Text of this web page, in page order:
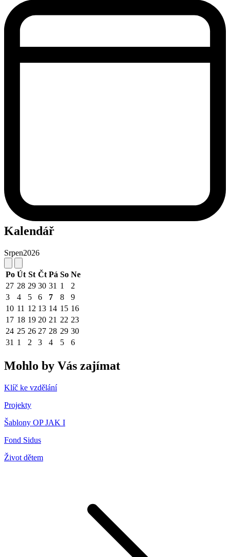
Kalendář
Srpen2026
Po Út St Čt Pá So Ne
27 28 29 30 31 1
2
3
4 5 6 7 8
9
10 11 12 13 14 15 16
17 18 19 20 21 22 23
24 25 26 27 28 29 30
31 1 2 3 4 5 6
Mohlo by Vás zajímat
Klíč ke vzdělání
Projekty
Šablony OP JAK I
Fond Sidus
Život dětem